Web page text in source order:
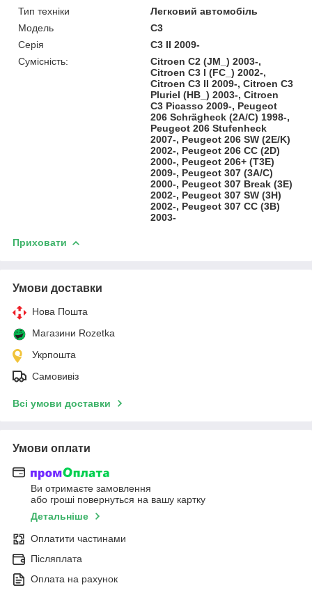
Тип техніки
Легковий автомобіль
Модель
C3
Серія
C3 II 2009-
Сумісність:
Citroen C2 (JM_) 2003-,
Citroen C3 I (FC_) 2002-,
Citroen C3 II 2009-, Citroen C3
Pluriel (HB_) 2003-, Citroen
C3 Picasso 2009-, Peugeot
206 Schrägheck (2A/C) 1998-,
Peugeot 206 Stufenheck
2007-, Peugeot 206 SW (2E/K)
2002-, Peugeot 206 CC (2D)
2000-, Peugeot 206+ (T3E)
2009-, Peugeot 307 (3A/C)
2000-, Peugeot 307 Break (3E)
2002-, Peugeot 307 SW (3H)
2002-, Peugeot 307 CC (3B)
2003-
Приховати
Умови доставки
Нова Пошта
Магазини Rozetka
Укрпошта
Самовивіз
Всі умови доставки
Умови оплати
Ви отримаєте замовлення
або гроші повернуться на вашу картку
Детальніше
Оплатити частинами
Післяплата
Оплата на рахунок